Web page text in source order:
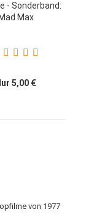
- Sonderband:
Mad Max
5,00 €